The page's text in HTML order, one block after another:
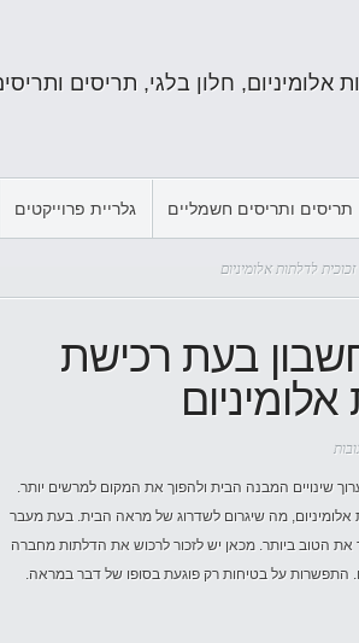
אלומיניום, חלון בלגי, תריסים ותריסים
תריסים ותריסים חשמליים גלריית פרוייקטים
לדלתות אלומיניום
בעת רכישת
שינויים המבנה הבית ולהפוך את המקום למרשים יותר.
אלומיניום, מה שיגרום לשדרוג של מראה הבית. בעת מעבר
הטוב ביותר. מכאן יש לזכור לרכוש את הדלתות מחברה
התפשרות על בטיחות רק פוגעת בסופו של דבר במראה.